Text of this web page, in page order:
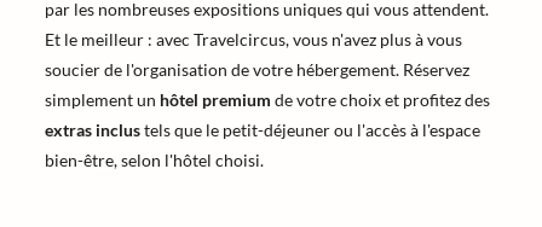
par les nombreuses expositions uniques qui vous attendent.
Et le meilleur : avec Travelcircus, vous n'avez plus à vous
soucier de l'organisation de votre hébergement. Réservez
simplement un hôtel premium de votre choix et profitez des
extras inclustels que le petit-déjeuner ou l'accès à l'espace
bien-être, selon l'hôtel choisi.